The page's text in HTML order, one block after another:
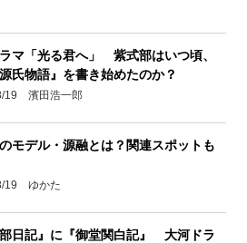
マ「光る君へ」 紫式部はいつ頃、
氏物語』を書き始めたのか？
19 濱田浩一郎
モデル・源融とは？関連スポットも
19 ゆかた
部日記』に『御堂関白記』 大河ドラ